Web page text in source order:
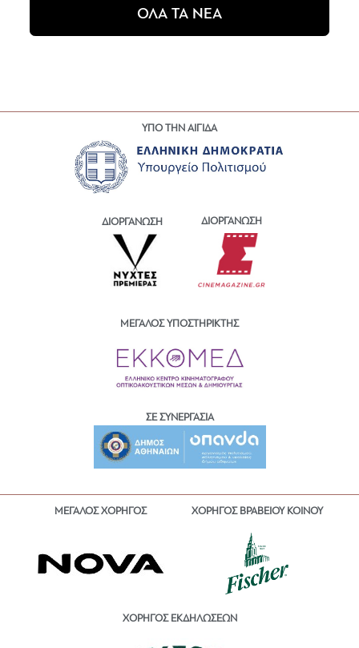
ΟΛΑ ΤΑ ΝΕΑ
ΥΠΟ ΤΗΝ ΑΙΓΙΔΑ
ΔΙΟΡΓΑΝΩΣΗ ΔΙΟΡΓΑΝΩΣΗ
ΜΕΓΑΛΟΣ ΥΠΟΣΤΗΡΙΚΤΗΣ
ΣΕ ΣΥΝΕΡΓΑΣΙΑ
ΜΕΓΑΛΟΣ ΧΟΡΗΓΟΣ ΧΟΡΗΓΟΣ ΒΡΑΒΕΙΟΥ ΚΟΙΝΟΥ
ΧΟΡΗΓΟΣ ΕΚΔΗΛΩΣΕΩΝ